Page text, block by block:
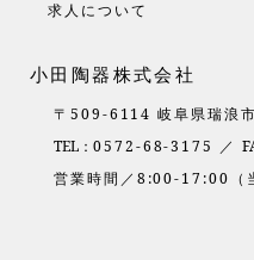
求人について
小田陶器株式会社
〒509-6114 岐阜県瑞浪
TEL： 0572-68-3175 ／
営業時間／8:00-17:00（